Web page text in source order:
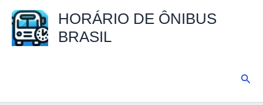
para
HORÁRIO DE ÔNIBUS
BRASIL